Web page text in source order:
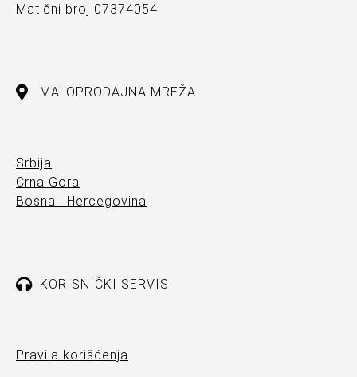
Matični broj 07374054
MALOPRODAJNA MREŽA
Srbija
Crna Gora
Bosna i Hercegovina
KORISNIČKI SERVIS
Pravila korišćenja